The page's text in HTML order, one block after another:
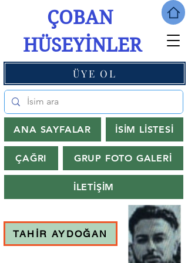
ÇOBAN
HÜSEYİNLER
ANA SAYFALAR İSİM LİSTESİ
ÇAĞRI GRUP FOTO GALERİ
İLETİŞİM
ÜYE OL
TAHİR AYDOĞAN